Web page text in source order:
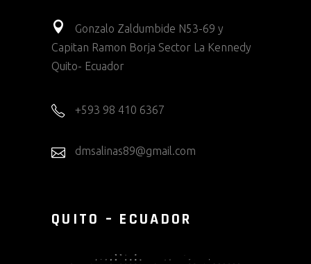
Gonzalo Zaldumbide N53-69 y
Capitan Ramon Borja Sector La Kennedy
Quito- Ecuador
+593 98 410 6367
dmsalinas89@gmail.com
QUITO – ECUADOR